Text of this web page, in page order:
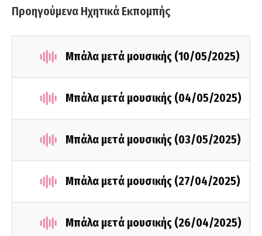
Προηγούμενα Ηχητικά Εκπομπής
Μπάλα μετά μουσικής (10/05/2025)
Μπάλα μετά μουσικής (04/05/2025)
Μπάλα μετά μουσικής (03/05/2025)
Μπάλα μετά μουσικής (27/04/2025)
Μπάλα μετά μουσικής (26/04/2025)